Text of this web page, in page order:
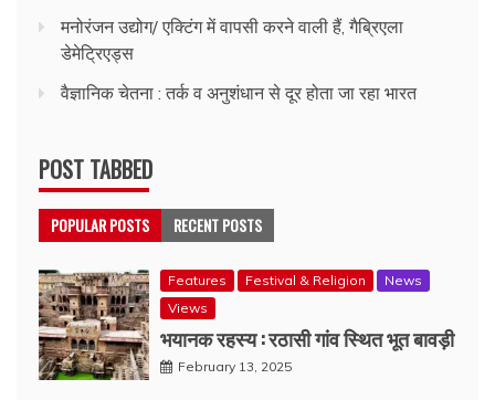
मनोरंजन उद्योग/ एक्टिंग में वापसी करने वाली हैं, गैब्रिएला
डेमेट्रिएड्स
वैज्ञानिक चेतना : तर्क व अनुशंधान से दूर होता जा रहा भारत
POST TABBED
POPULAR POSTS RECENT POSTS
Features Festival & Religion
News
Views
भयानक रहस्य : रठासी गांव स्थित भूत बावड़ी
February 13, 2025